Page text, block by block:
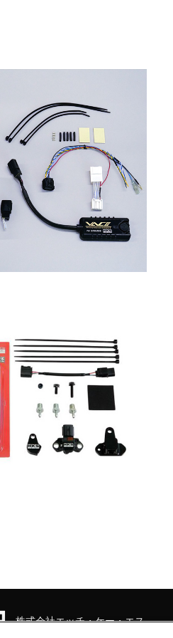
株式会社エッチ・ケー・エス